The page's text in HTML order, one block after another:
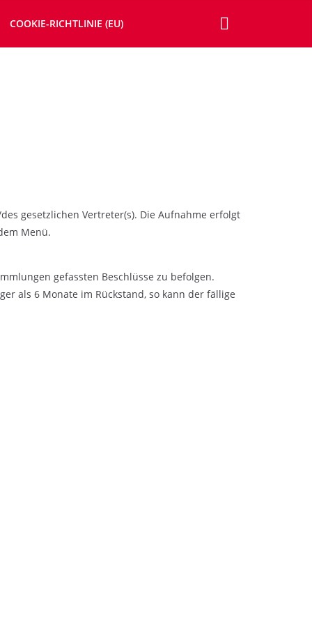
COOKIE-RICHTLINIE (EU)
gesetzlichen Vertreter(s). Die Aufnahme erfolgt
Menü.
gefassten Beschlüsse zu befolgen.
als 6 Monate im Rückstand, so kann der fällige